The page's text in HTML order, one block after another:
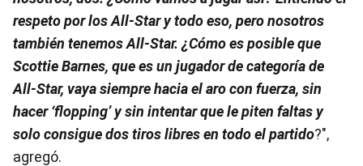
respeto por los All-Star y todo eso, pero nosotros
también tenemos All-Star. ¿Cómo es posible que
Scottie Barnes, que es un jugador de categoría de
All-Star, vaya siempre hacia el aro con fuerza, sin
hacer ‘flopping’ y sin intentar que le piten faltas y
solo consigue dos tiros libres en todo el partido?",
agregó.